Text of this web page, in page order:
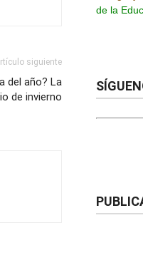
siguiente
del año? La
de invierno
de la